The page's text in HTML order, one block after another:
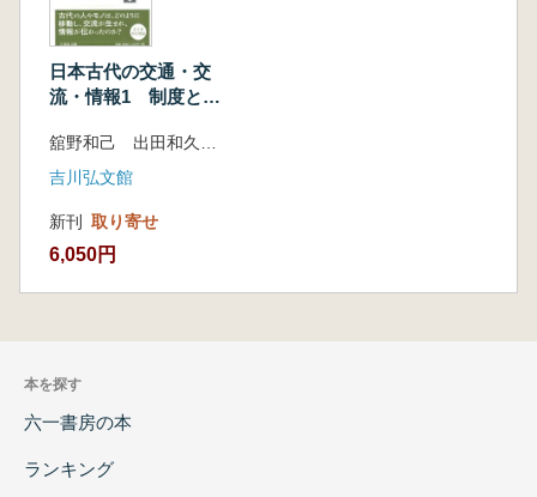
日本古代の交通・交
流・情報1 制度と実
舘野和己 出田和久 編
吉川弘文館
新刊 取り寄せ
6,050円
本を探す
六一書房の本
ランキング